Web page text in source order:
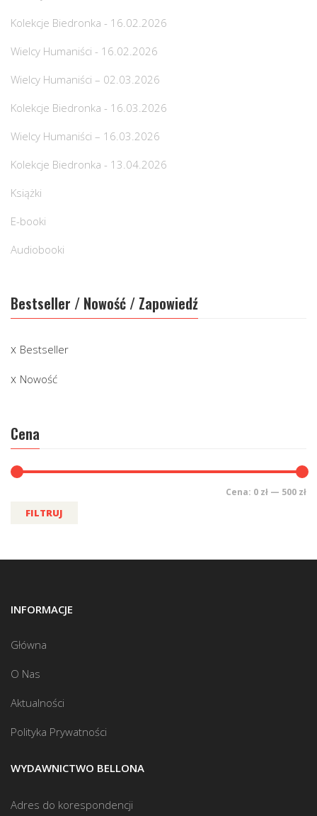
Kolekcje Biedronka - 16.02.2026
Wielcy Humaniści - 16.02.2026
Wielcy Humaniści – 02.03.2026
Kolekcje Biedronka - 16.03.2026
Wielcy Humaniści – 16.03.2026
Kolekcje Biedronka - 13.04.2026
Książki
E-booki
Audiobooki
Bestseller / Nowość / Zapowiedź
Bestseller
Nowość
Cena
FILTRUJ
Cena: 0 zł — 500 zł
INFORMACJE
Główna
O Nas
Aktualności
Polityka Prywatności
WYDAWNICTWO BELLONA
Adres do korespondencji